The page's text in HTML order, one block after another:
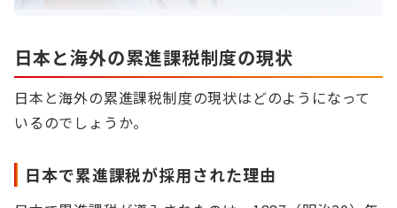
日本と海外の累進課税制度の現状
日本と海外の累進課税制度の現状はどのようになって
いるのでしょうか。
日本で累進課税が採用された理由